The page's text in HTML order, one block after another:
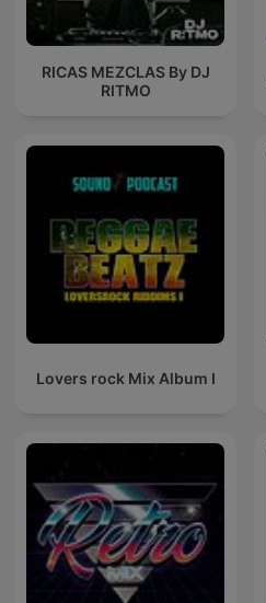
RICAS MEZCLAS By DJ
RITMO
Lovers rock Mix Album I